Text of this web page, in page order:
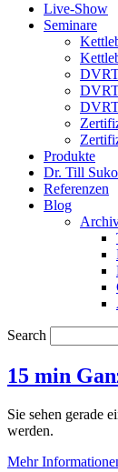
Live-Show
Seminare
Produkte
Dr. Till
Referenzen
Blog
Search
15 min
Sie sehen gerade
werden.
Mehr